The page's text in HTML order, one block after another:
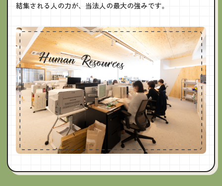
結集される人の力が、当法人の最大の強みです。